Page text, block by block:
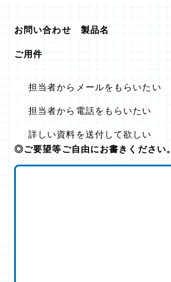
お問い合わせ 製品名
ご用件
担当者からメールをもらいたい
担当者から電話をもらいたい
詳しい資料を送付して欲しい
◎ご要望等ご自由にお書きください。